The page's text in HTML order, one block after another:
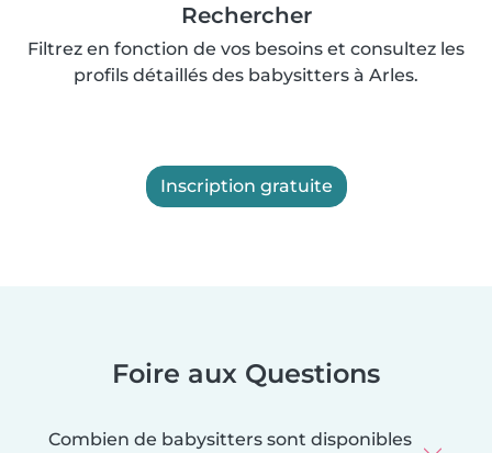
Rechercher
Filtrez en fonction de vos besoins et consultez les
profils détaillés des babysitters à Arles.
Inscription gratuite
Foire aux Questions
Combien de babysitters sont disponibles